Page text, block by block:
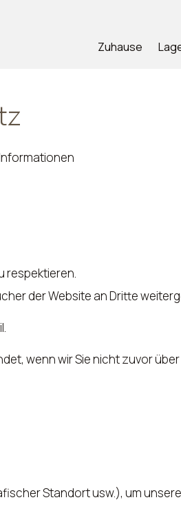
Zuhause
respektieren.
der Website an Dritte
wenn wir Sie nicht zuvor
Standort usw.), um